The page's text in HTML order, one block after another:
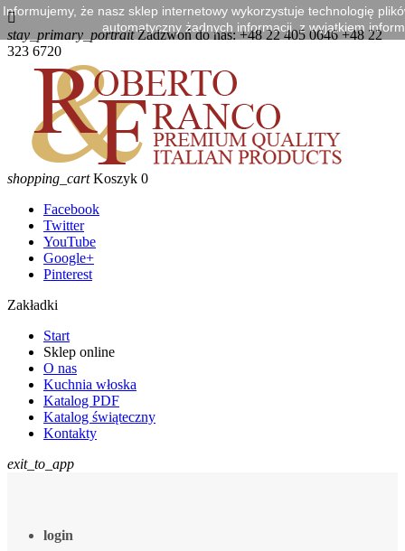

stay_primary_portraitZadzwoń do nas:+48 22 405 0646 +48 22
323 6720
shopping_cart Koszyk 0
Facebook
Twitter
YouTube
Google+
Pinterest
Zakładki
Start
Sklep online
O nas
Kuchnia włoska
Katalog PDF
Katalog świąteczny
Kontakty
exit_to_app
login
Informujemy, że nasz sklep internetowy wykorzystuje technologię
automatyczny żadnych informacji, z wyjątkiem